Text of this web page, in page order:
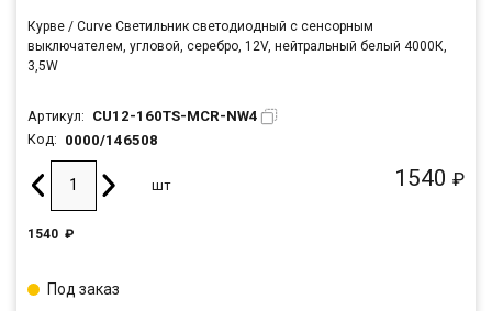
Курве / Curve Светильник светодиодный с сенсорным
выключателем, угловой, серебро, 12V, нейтральный белый 4000К,
3,5W
Артикул: CU12-160TS-MCR-NW4
Код: 0000/146508
1540 ₽
шт
1540 ₽
Под заказ